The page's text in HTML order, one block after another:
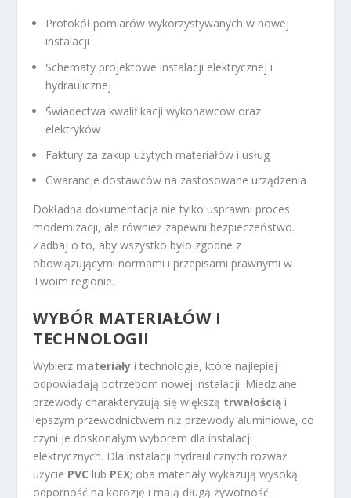
Protokół pomiarów wykorzystywanych w nowej
instalacji
Schematy projektowe instalacji elektrycznej i
hydraulicznej
Świadectwa kwalifikacji wykonawców oraz
elektryków
Faktury za zakup użytych materiałów i usług
Gwarancje dostawców na zastosowane urządzenia
Dokładna dokumentacja nie tylko usprawni proces
modernizacji, ale również zapewni bezpieczeństwo.
Zadbaj o to, aby wszystko było zgodne z
obowiązującymi normami i przepisami prawnymi w
Twoim regionie.
WYBÓR MATERIAŁÓW I
TECHNOLOGII
Wybierz materiały i technologie, które najlepiej
odpowiadają potrzebom nowej instalacji. Miedziane
przewody charakteryzują się większą trwałością i
lepszym przewodnictwem niż przewody aluminiowe, co
czyni je doskonałym wyborem dla instalacji
elektrycznych. Dla instalacji hydraulicznych rozważ
użycie PVC lub PEX; oba materiały wykazują wysoką
odporność na korozję i mają długą żywotność.